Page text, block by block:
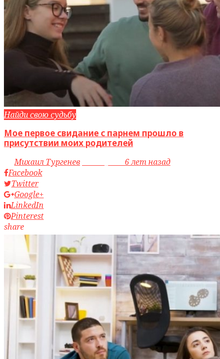
Найди свою судьбу
Мое первое свидание с парнем прошло в
присутствии моих родителей
byМихаил Тургенев
6 лет назад
Facebook
Twitter
Google+
LinkedIn
Pinterest
share